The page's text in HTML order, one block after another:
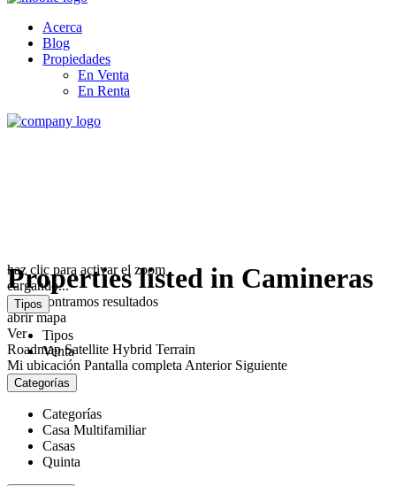
Acerca
Blog
Propiedades
En Venta
En Renta
haz clic para activar el zoom
cargando...
No encontramos resultados
abrir mapa
Ver
Roadmap Satellite Hybrid Terrain
Mi ubicación Pantalla completa Anterior Siguiente
Properties listed in Camineras
Tipos
Tipos
Venta
Categorías
Categorías
Casa Multifamiliar
Casas
Quinta